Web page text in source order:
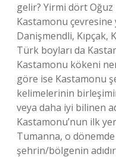
gelir? Yirmi dört
Kastamonu çevresine
Danişmendli, Kıpçak,
Türk boyları da
Kastamonu kökeni
göre ise Kastamonu
kelimelerinin
veya daha iyi bilinen
Kastamonu’nun ilk
Tumanna, o
şehrin/bölgenin